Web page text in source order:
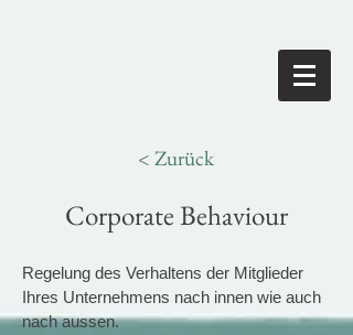
< Zurück
Corporate Behaviour
Regelung des Verhaltens der Mitglieder
Ihres Unternehmens nach innen wie auch
nach aussen.